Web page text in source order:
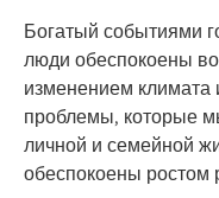
Богатый событиями
люди обеспокоены
изменением климата
проблемы, которые
личной и семейной
обеспокоены ростом